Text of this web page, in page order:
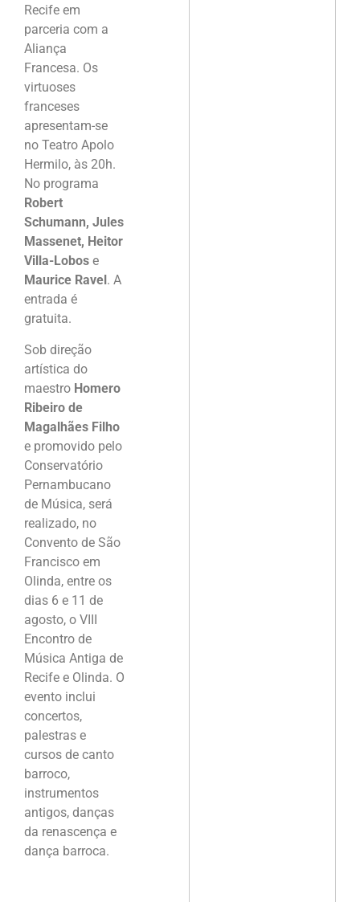
Recife em
parceria com a
Aliança
Francesa. Os
virtuoses
franceses
apresentam-se
no Teatro Apolo
Hermilo, às 20h.
No programa
Robert
Schumann, Jules
Massenet, Heitor
Villa-Lobos e
Maurice Ravel . A
entrada é
gratuita.
Sob direção
artística do
maestro Homero
Ribeiro de
Magalhães Filho
e promovido pelo
Conservatório
Pernambucano
de Música, será
realizado, no
Convento de São
Francisco em
Olinda, entre os
dias 6 e 11 de
agosto, o VIII
Encontro de
Música Antiga de
Recife e Olinda. O
evento inclui
concertos,
palestras e
cursos de canto
barroco,
instrumentos
antigos, danças
da renascença e
dança barroca.